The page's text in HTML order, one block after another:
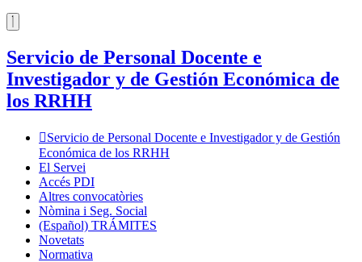
Servicio de Personal Docente e
Investigador y de Gestión Económica de
los RRHH
Servicio de Personal Docente e Investigador y de Gestión
Económica de los RRHH
El Servei
Accés PDI
Altres convocatòries
Nòmina i Seg. Social
(Español) TRÁMITES
Novetats
Normativa